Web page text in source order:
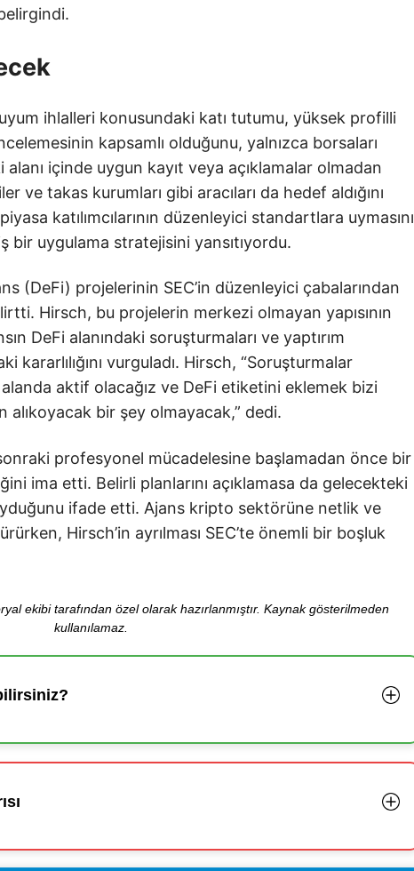
ihlalleri konusundaki katı tutumu, yüksek profilli
kapsamlı olduğunu, yalnızca borsaları
alanı içinde uygun kayıt veya açıklamalar olmadan
ve takas kurumları gibi aracıları da hedef aldığını
katılımcılarının düzenleyici standartlara uymasını
bir uygulama stratejisini yansıtıyordu.
(DeFi) projelerinin SEC’in düzenleyici çabalarından
Hirsch, bu projelerin merkezi olmayan yapısının
DeFi alanındaki soruşturmaları ve yaptırım
kararlılığını vurguladı. Hirsch, “Soruşturmalar
aktif olacağız ve DeFi etiketini eklemek bizi
alıkoyacak bir şey olmayacak,” dedi.
profesyonel mücadelesine başlamadan önce bir
ima etti. Belirli planlarını açıklamasa da gelecekteki
ifade etti. Ajans kripto sektörüne netlik ve
Hirsch’in ayrılması SEC’te önemli bir boşluk
ekibi tarafından özel olarak hazırlanmıştır. Kaynak gösterilmeden
kullanılamaz.